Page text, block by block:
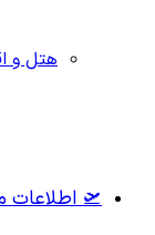
هتل و
🛫 اطلاعات